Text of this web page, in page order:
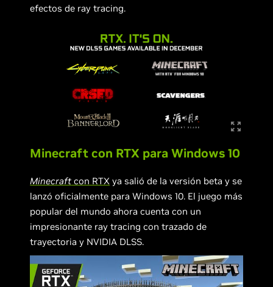
efectos de ray tracing.
Minecraft con RTX para Windows 10
Minecraft con RTX ya salió de la versión beta y se
lanzó oficialmente para Windows 10. El juego más
popular del mundo ahora cuenta con un
impresionante ray tracing con trazado de
trayectoria y NVIDIA DLSS.